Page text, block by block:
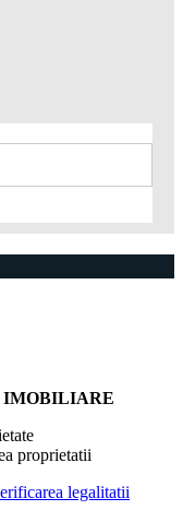
IMOBILIARE
proprietatii
legalitatii